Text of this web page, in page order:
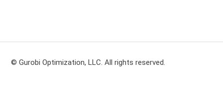
© Gurobi Optimization, LLC. All rights reserved.